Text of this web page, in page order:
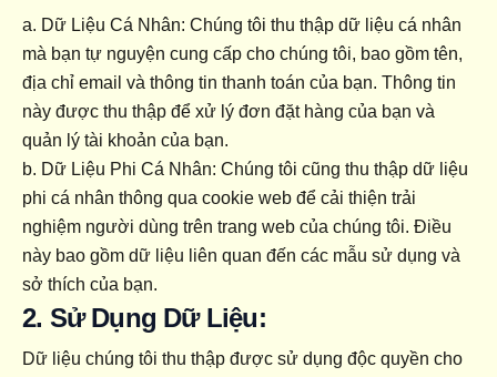
a. Dữ Liệu Cá Nhân: Chúng tôi thu thập dữ liệu cá nhân
mà bạn tự nguyện cung cấp cho chúng tôi, bao gồm tên,
địa chỉ email và thông tin thanh toán của bạn. Thông tin
này được thu thập để xử lý đơn đặt hàng của bạn và
quản lý tài khoản của bạn.
b. Dữ Liệu Phi Cá Nhân: Chúng tôi cũng thu thập dữ liệu
phi cá nhân thông qua cookie web để cải thiện trải
nghiệm người dùng trên trang web của chúng tôi. Điều
này bao gồm dữ liệu liên quan đến các mẫu sử dụng và
sở thích của bạn.
2. Sử Dụng Dữ Liệu:
Dữ liệu chúng tôi thu thập được sử dụng độc quyền cho